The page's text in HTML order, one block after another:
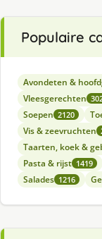
Populaire
Avondeten &
Vleesgerechten
Soepen 2120
Vis & zeevruchten
Taarten, koek &
Pasta & rijst 1419
Salades 1216